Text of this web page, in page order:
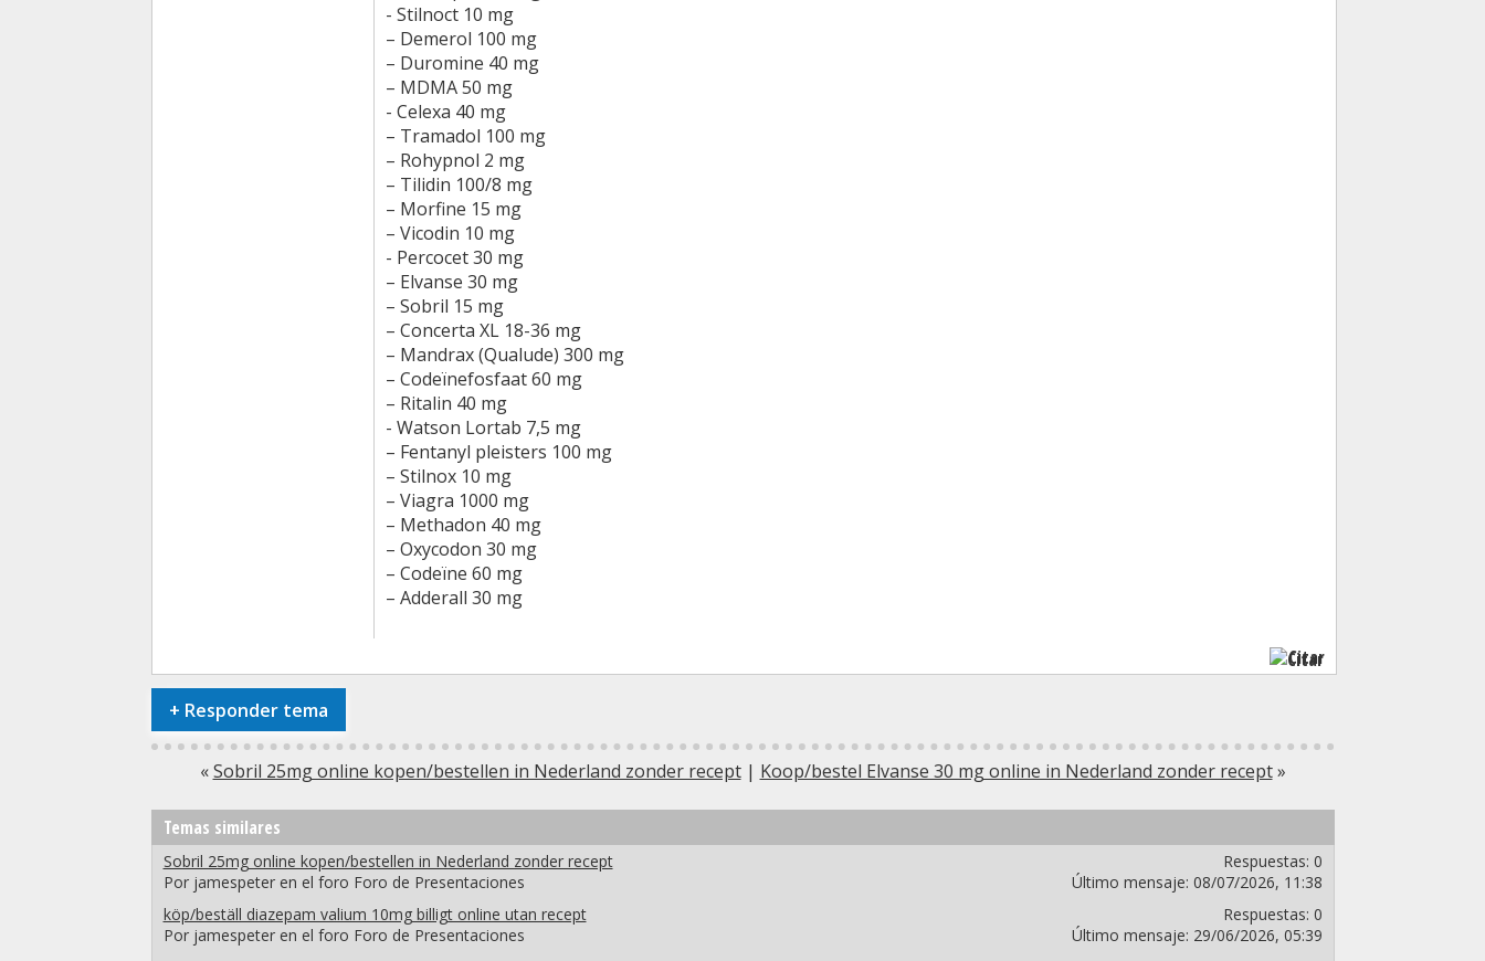
- Stilnoct 10 mg
– Demerol 100 mg
– Duromine 40 mg
– MDMA 50 mg
- Celexa 40 mg
– Tramadol 100 mg
– Rohypnol 2 mg
– Tilidin 100/8 mg
– Morfine 15 mg
– Vicodin 10 mg
- Percocet 30 mg
– Elvanse 30 mg
– Sobril 15 mg
– Concerta XL 18-36 mg
– Mandrax (Qualude) 300 mg
– Codeïnefosfaat 60 mg
– Ritalin 40 mg
- Watson Lortab 7,5 mg
– Fentanyl pleisters 100 mg
– Stilnox 10 mg
– Viagra 1000 mg
– Methadon 40 mg
– Oxycodon 30 mg
– Codeïne 60 mg
– Adderall 30 mg
Citar
+ Responder tema
« Sobril 25mg online kopen/bestellen in Nederland zonder recept| Koop/bestel Elvanse 30 mg online in Nederland zonder recept »
Temas similares
Sobril 25mg online kopen/bestellen in Nederland zonder recept
Por jamespeter en el foro Foro de Presentaciones
Respuestas: 0
Último mensaje: 08/07/2026, 11:38
köp/beställ diazepam valium 10mg billigt online utan recept
Por jamespeter en el foro Foro de Presentaciones
Respuestas: 0
Último mensaje: 29/06/2026, 05:39